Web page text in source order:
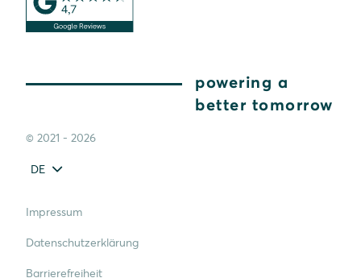
powering a
better tomorrow
© 2021 - 2026
DE
Impressum
Datenschutzerklärung
Barrierefreiheit